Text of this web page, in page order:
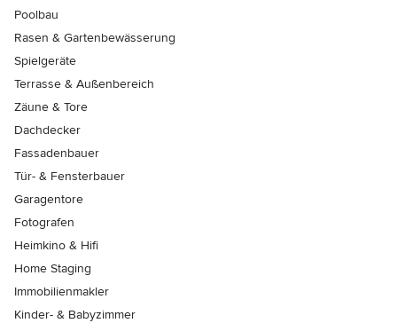
Poolbau
Rasen & Gartenbewässerung
Spielgeräte
Terrasse & Außenbereich
Zäune & Tore
Dachdecker
Fassadenbauer
Tür- & Fensterbauer
Garagentore
Fotografen
Heimkino & Hifi
Home Staging
Immobilienmakler
Kinder- & Babyzimmer